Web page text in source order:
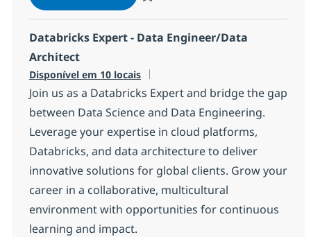
Databricks Expert - Data Engineer/Data
Architect
Disponível em 10 locais
Join us as a Databricks Expert and bridge the gap
between Data Science and Data Engineering.
Leverage your expertise in cloud platforms,
Databricks, and data architecture to deliver
innovative solutions for global clients. Grow your
career in a collaborative, multicultural
environment with opportunities for continuous
learning and impact.